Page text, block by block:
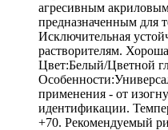
агресивным
предназначенным для
Исключительная
растворителям.
Цвет:Белый/Цветной
применения - от
идентификации.
+70. Рекомендуемый